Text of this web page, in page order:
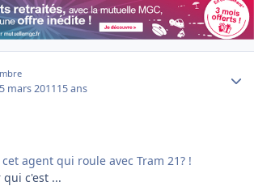
mars 201115 ans
agent qui roule avec Tram 21? !
c'est ...